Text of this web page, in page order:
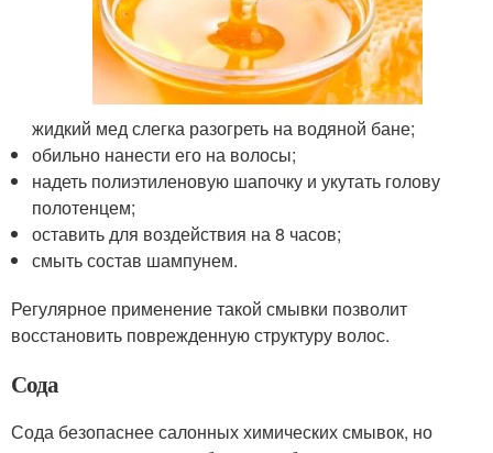
жидкий мед слегка разогреть на водяной бане;
обильно нанести его на волосы;
надеть полиэтиленовую шапочку и укутать голову
полотенцем;
оставить для воздействия на 8 часов;
смыть состав шампунем.
Регулярное применение такой смывки позволит
восстановить поврежденную структуру волос.
Сода
Сода безопаснее салонных химических смывок, но